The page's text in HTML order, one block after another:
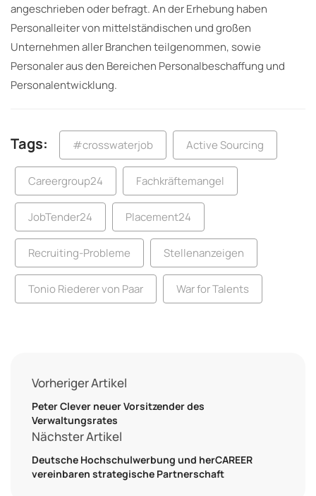
angeschrieben oder befragt. An der Erhebung haben
Personalleiter von mittelständischen und großen
Unternehmen aller Branchen teilgenommen, sowie
Personaler aus den Bereichen Personalbeschaffung und
Personalentwicklung.
Tags: #crosswaterjob Active Sourcing
Careergroup24 Fachkräftemangel
JobTender24 Placement24
Recruiting-Probleme Stellenanzeigen
Tonio Riederer von Paar War for Talents
Vorheriger Artikel
Peter Clever neuer Vorsitzender des
Verwaltungsrates
Nächster Artikel
Deutsche Hochschulwerbung und herCAREER
vereinbaren strategische Partnerschaft